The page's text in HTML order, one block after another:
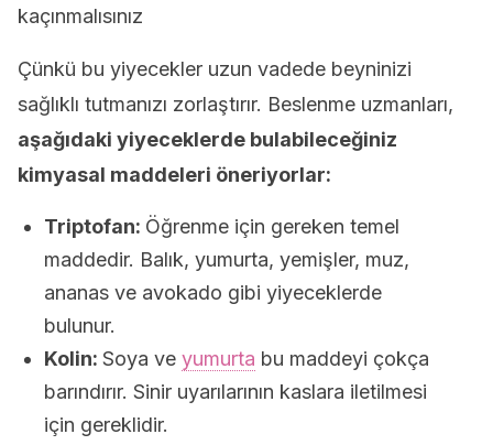
kaçınmalısınız
Çünkü bu yiyecekler uzun vadede beyninizi
sağlıklı tutmanızı zorlaştırır. Beslenme uzmanları,
aşağıdaki yiyeceklerde bulabileceğiniz
kimyasal maddeleri öneriyorlar:
Triptofan: Öğrenme için gereken temel
maddedir. Balık, yumurta, yemişler, muz,
ananas ve avokado gibi yiyeceklerde
bulunur.
Kolin: Soya ve yumurta bu maddeyi çokça
barındırır. Sinir uyarılarının kaslara iletilmesi
için gereklidir.